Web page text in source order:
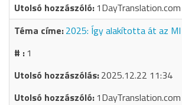
1DayTranslation.com
2025: Így alakította át az MI
1
2025.12.22 11:34
1DayTranslation.com